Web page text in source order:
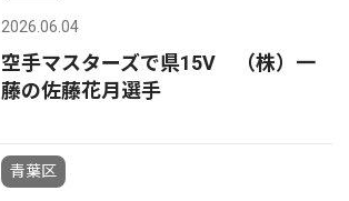
2026.06.04
空手マスターズで県15V （株）一
藤の佐藤花月選手
青葉区